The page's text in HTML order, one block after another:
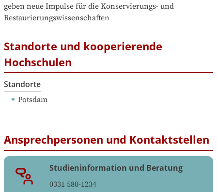
geben neue Impulse für die Konservierungs- und
Restaurierungswissenschaften
Standorte und kooperierende
Hochschulen
Standorte
Potsdam
Ansprechpersonen und Kontaktstellen
Studieninformation und Beratung
0331 580-1234